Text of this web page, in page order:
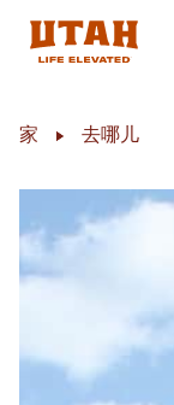
家 去哪儿